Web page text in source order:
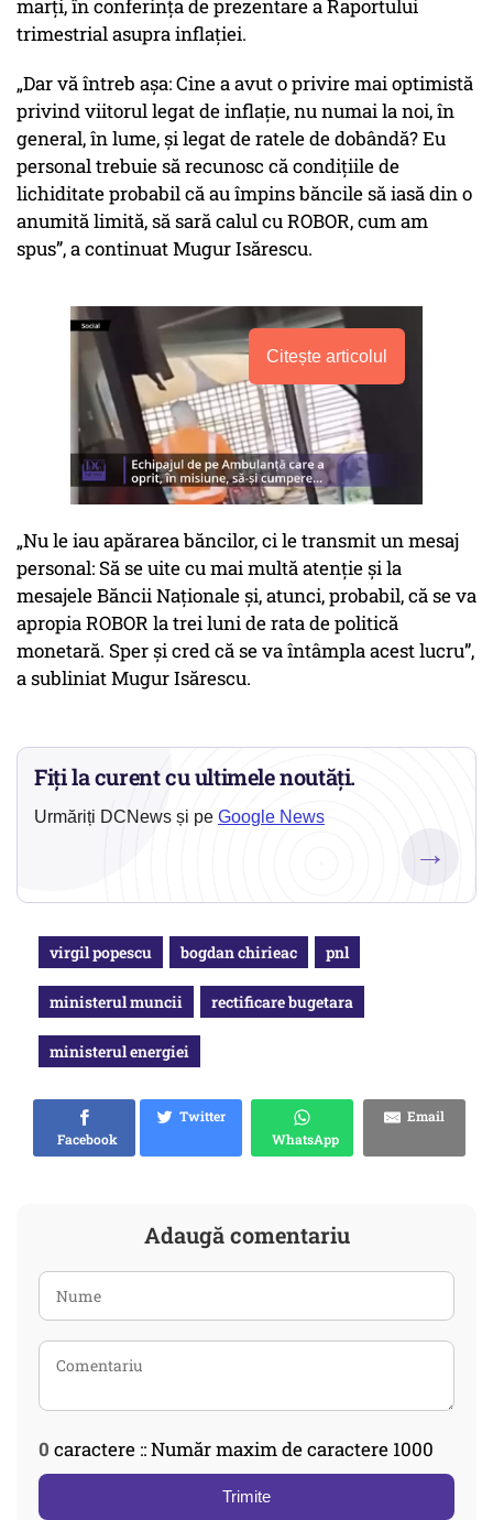
marți, în conferința de prezentare a Raportului
trimestrial asupra inflației.
„Dar vă întreb așa: Cine a avut o privire mai optimistă
privind viitorul legat de inflație, nu numai la noi, în
general, în lume, și legat de ratele de dobândă? Eu
personal trebuie să recunosc că condițiile de
lichiditate probabil că au împins băncile să iasă din o
anumită limită, să sară calul cu ROBOR, cum am
spus”, a continuat Mugur Isărescu.
Citește articolul
„Nu le iau apărarea băncilor, ci le transmit un mesaj
personal: Să se uite cu mai multă atenție și la
mesajele Băncii Naționale și, atunci, probabil, că se va
apropia ROBOR la trei luni de rata de politică
monetară. Sper și cred că se va întâmpla acest lucru”,
a subliniat Mugur Isărescu.
Fiți la curent cu ultimele noutăți.
Urmăriți DCNews și pe Google News
→
virgil popescu bogdan chirieac pnl
ministerul muncii rectificare bugetara
ministerul energiei
Facebook
Twitter
WhatsApp
Email
Adaugă comentariu
0 caractere :: Număr maxim de caractere 1000
Trimite